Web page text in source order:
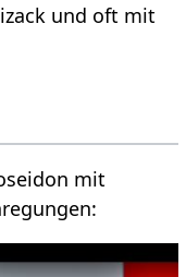
und oft mit
mit